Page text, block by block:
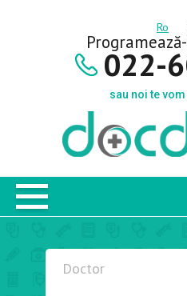
Ro
022-
sau noi te